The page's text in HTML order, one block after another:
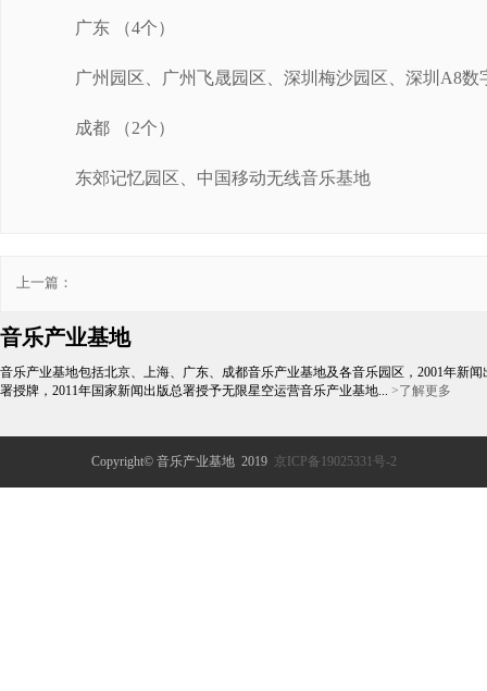
广东 （4个）
广州园区、广州飞晟园区、深圳梅沙园区、深圳A8数
成都 （2个）
东郊记忆园区、中国移动无线音乐基地
上一篇：
音乐产业基地
音乐产业基地包括北京、上海、广东、成都音乐产业基地及各音乐园区，2001年新闻
署授牌，2011年国家新闻出版总署授予无限星空运营音乐产业基地... >了解更多
Copyright© 音乐产业基地 2019 京ICP备19025331号-2